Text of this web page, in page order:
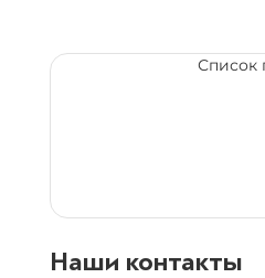
Список
Наши контакты